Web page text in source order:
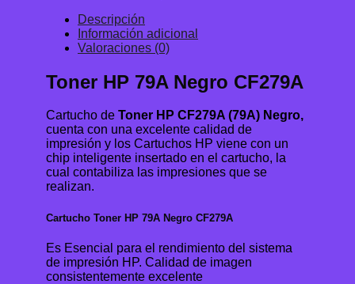
Descripción
Información adicional
Valoraciones (0)
Toner HP 79A Negro CF279A
Cartucho de Toner HP CF279A (79A) Negro,
cuenta con una excelente calidad de
impresión y los Cartuchos HP viene con un
chip inteligente insertado en el cartucho, la
cual contabiliza las impresiones que se
realizan.
Cartucho Toner HP 79A Negro CF279A
Es Esencial para el rendimiento del sistema
de impresión HP. Calidad de imagen
consistentemente excelente